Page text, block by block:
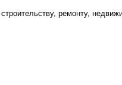
строительству, ремонту,